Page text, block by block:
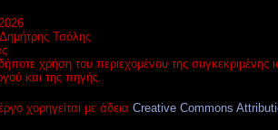
Τσόλης
χρήση του περιεχομένου της
και της πηγής.
χορηγείται με άδεια Creative Commons